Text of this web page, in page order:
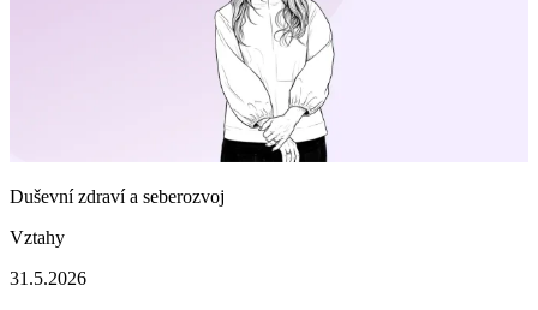
Duševní zdraví a seberozvoj
Vztahy
31.5.2026